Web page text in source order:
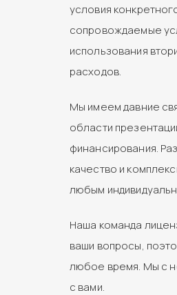
условия
сопровождаемые
использования
расходов.
Мы имеем давние
области
финансирования.
качество и
любым
Наша команда
ваши вопросы,
любое время. Мы с
с вами.